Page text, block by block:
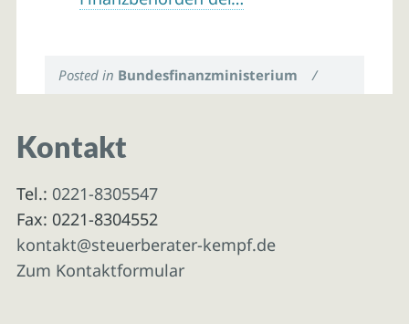
Posted in Bundesfinanzministerium /
Kontakt
Tel.: 0221-8305547
Fax: 0221-8304552
kontakt@steuerberater-kempf.de
Zum Kontaktformular